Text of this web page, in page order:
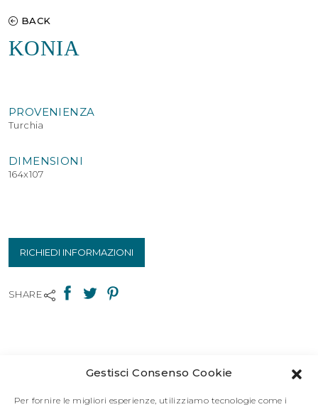
Gestisci Consenso Cookie
Per fornire le migliori esperienze, utilizziamo tecnologie come i
BACK
KONIA
PROVENIENZA
Turchia
DIMENSIONI
164x107
RICHIEDI INFORMAZIONI
SHARE